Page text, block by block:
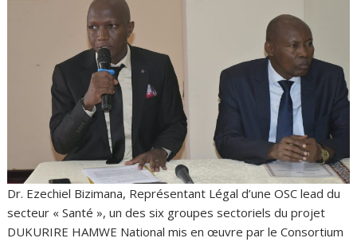
Dr. Ezechiel Bizimana, Représentant Légal d’une OSC lead du
secteur « Santé », un des six groupes sectoriels du projet
DUKURIRE HAMWE National mis en œuvre par le Consortium